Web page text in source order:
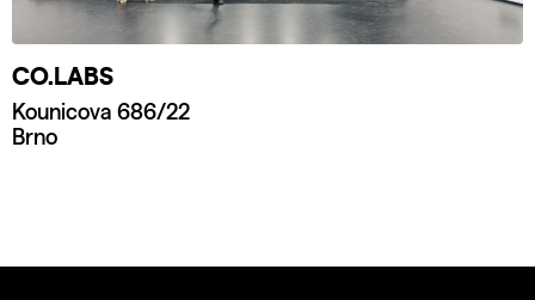
CO.LABS
Kounicova 686/22
Brno